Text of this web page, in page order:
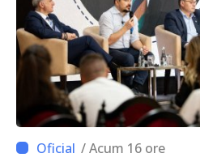
/ Acum 16 ore